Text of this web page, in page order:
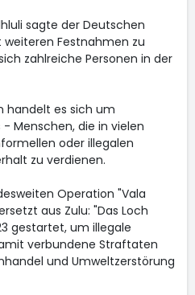
sagte der Deutschen
Festnahmen zu
zahlreiche Personen in der
handelt es sich um
Menschen, die in vielen
oder illegalen
zu verdienen.
Operation "Vala
aus Zulu: "Das Loch
gestartet, um illegale
verbundene Straftaten
und Umweltzerstörung